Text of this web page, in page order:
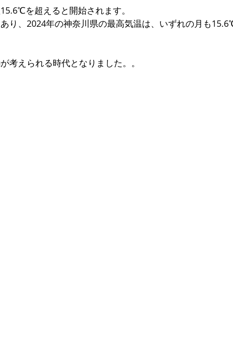
を超えると開始されます。
り、2024年の神奈川県の最高気温は、いずれの月も
考えられる時代となりました。。